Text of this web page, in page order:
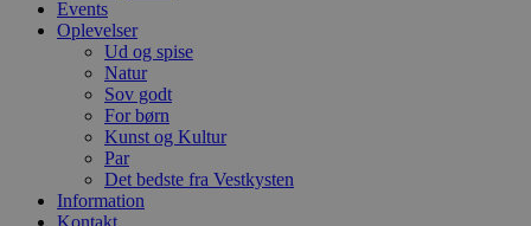
Events
Oplevelser
Ud og spise
Natur
Sov godt
For børn
Kunst og Kultur
Par
Det bedste fra Vestkysten
Information
Kontakt